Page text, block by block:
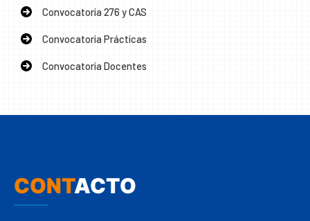
Convocatoria 276 y CAS
Convocatoria Prácticas
Convocatoria Docentes
CONTACTO